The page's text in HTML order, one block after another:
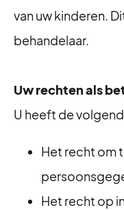
van uw kinderen.
behandelaar.
Uw rechten als
U heeft de
⁠Het recht om
Het recht op